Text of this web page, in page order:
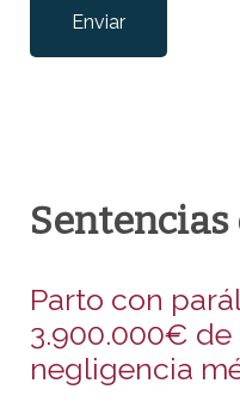
Sentencias
Parto con
3.900.000€
negligencia